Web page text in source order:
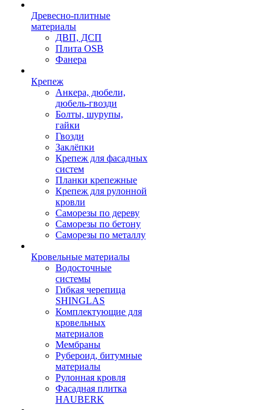
Древесно-плитные
материалы
ДВП, ДСП
Плита OSB
Фанера
Крепеж
Анкера, дюбели,
дюбель-гвозди
Болты, шурупы,
гайки
Гвозди
Заклёпки
Крепеж для фасадных
систем
Планки крепежные
Крепеж для рулонной
кровли
Саморезы по дереву
Саморезы по бетону
Саморезы по металлу
Кровельные материалы
Водосточные
системы
Гибкая черепица
SHINGLAS
Комплектующие для
кровельных
материалов
Мембраны
Рубероид, битумные
материалы
Рулонная кровля
Фасадная плитка
HAUBERK